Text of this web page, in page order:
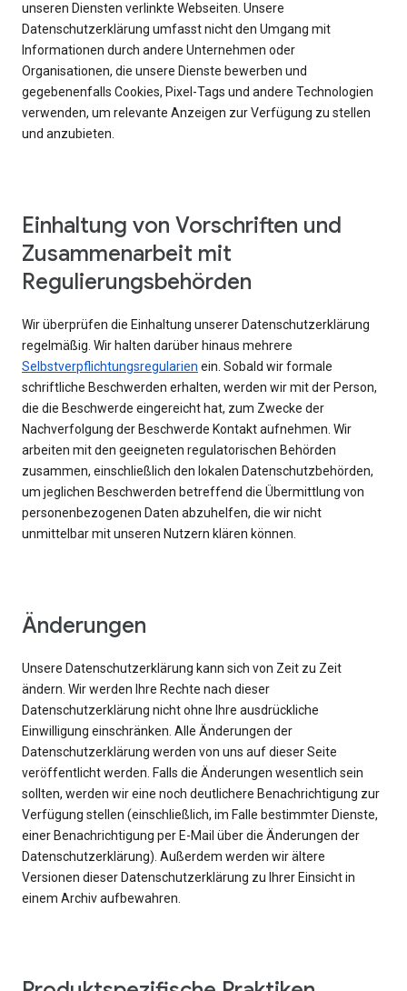
unseren Diensten verlinkte Webseiten. Unsere
Datenschutzerklärung umfasst nicht den Umgang mit
Informationen durch andere Unternehmen oder
Organisationen, die unsere Dienste bewerben und
gegebenenfalls Cookies, Pixel-Tags und andere Technologien
verwenden, um relevante Anzeigen zur Verfügung zu stellen
und anzubieten.
Einhaltung von Vorschriften und
Zusammenarbeit mit
Regulierungsbehörden
Wir überprüfen die Einhaltung unserer Datenschutzerklärung
regelmäßig. Wir halten darüber hinaus mehrere
Selbstverpflichtungsregularien ein. Sobald wir formale
schriftliche Beschwerden erhalten, werden wir mit der Person,
die die Beschwerde eingereicht hat, zum Zwecke der
Nachverfolgung der Beschwerde Kontakt aufnehmen. Wir
arbeiten mit den geeigneten regulatorischen Behörden
zusammen, einschließlich den lokalen Datenschutzbehörden,
um jeglichen Beschwerden betreffend die Übermittlung von
personenbezogenen Daten abzuhelfen, die wir nicht
unmittelbar mit unseren Nutzern klären können.
Änderungen
Unsere Datenschutzerklärung kann sich von Zeit zu Zeit
ändern. Wir werden Ihre Rechte nach dieser
Datenschutzerklärung nicht ohne Ihre ausdrückliche
Einwilligung einschränken. Alle Änderungen der
Datenschutzerklärung werden von uns auf dieser Seite
veröffentlicht werden. Falls die Änderungen wesentlich sein
sollten, werden wir eine noch deutlichere Benachrichtigung zur
Verfügung stellen (einschließlich, im Falle bestimmter Dienste,
einer Benachrichtigung per E-Mail über die Änderungen der
Datenschutzerklärung). Außerdem werden wir ältere
Versionen dieser Datenschutzerklärung zu Ihrer Einsicht in
einem Archiv aufbewahren.